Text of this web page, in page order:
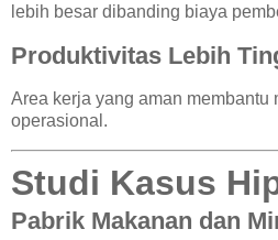
lebih besar dibanding biaya
Produktivitas Lebih
Area kerja yang aman membantu
operasional.
Studi Kasus
Pabrik Makanan dan